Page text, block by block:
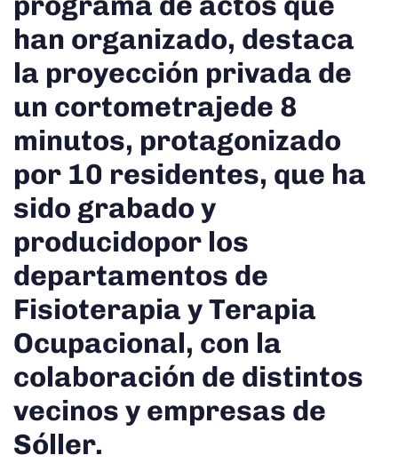
han organizado, destaca
la proyección privada de
un cortometrajede 8
minutos, protagonizado
por 10 residentes, que ha
sido grabado y
producidopor los
departamentos de
Fisioterapia y Terapia
Ocupacional, con la
colaboración de distintos
vecinos y empresas de
Sóller.